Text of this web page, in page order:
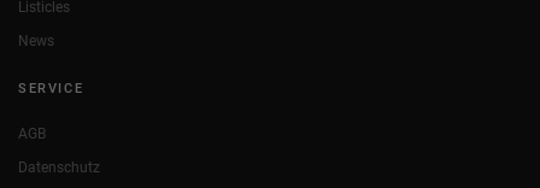
Listicles
News
SERVICE
AGB
Datenschutz